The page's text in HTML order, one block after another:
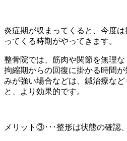
炎症期が収まってくると、今度
ってくる時期がやってきます。
整骨院では、筋肉や関節を無理な
拘縮期からの回復に掛かる時間
みが強い場合などは、鍼治療など
と、より効果的です。
メリット③･･･整形は状態の確認